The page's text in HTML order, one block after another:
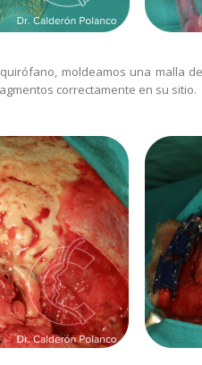
moldeamos una malla
correctamente en su sitio.